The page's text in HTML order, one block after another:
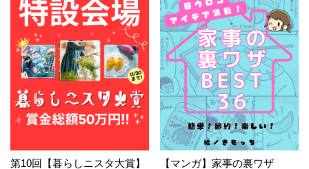
第10回【暮らしニスタ大賞】
【マンガ】家事の裏ワザ